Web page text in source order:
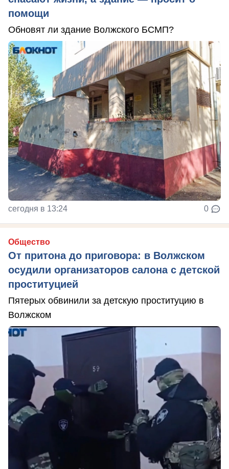
помощи
Обновят ли здание Волжского БСМП?
сегодня в 13:24 0
Общество
От притона до приговора: в Волжском
осудили организаторов салона с детской
проституцией
Пятерых обвинили за детскую проституцию в
Волжском